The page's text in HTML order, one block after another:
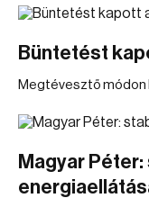
Büntetést
Megtévesztő módon
Magyar